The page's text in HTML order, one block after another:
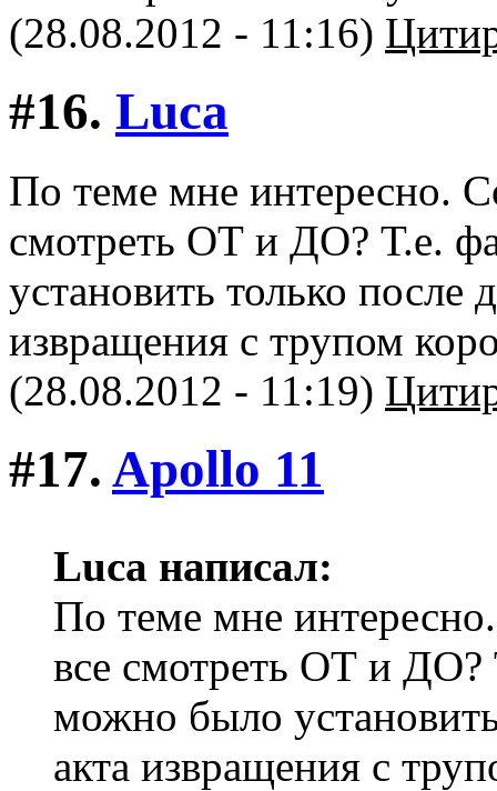
(28.08.2012 - 11:16)
#16. Luca
По теме мне интересно.
смотреть ОТ и ДО? Т.е.
установить только после
извращения с трупом
(28.08.2012 - 11:19)
#17. Apollo 11
Luca написал:
По теме мне
все смотреть ОТ и ДО?
можно было
акта извращения с